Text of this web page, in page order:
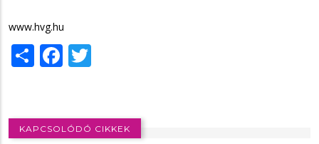
www.hvg.hu
ShareFacebook
KAPCSOLÓDÓ CIKKEK